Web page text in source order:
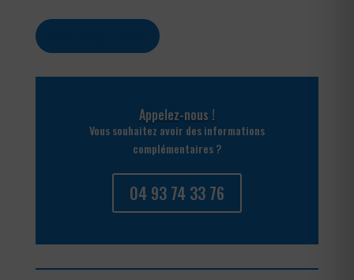
Appelez-nous !
Vous souhaitez avoir des informations
complémentaires ?
04 93 74 33 76